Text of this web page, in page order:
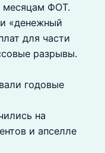
месяцам ФОТ.
«денежный
для части
разрывы.
годовые
на
и апселле